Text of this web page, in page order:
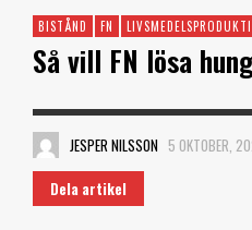
BISTÅND FN
Så vill FN lösa
JESPER NILSSON 5 OKTOBER,
Dela artikel